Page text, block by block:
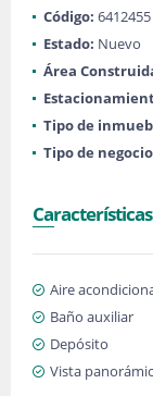
Código: 6412455
Estado: Nuevo
Área
Tipo de
Tipo de
Aire
Baño auxiliar
Depósito
Vista